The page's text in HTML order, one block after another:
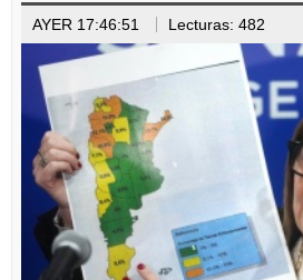
AYER 17:46:51 Lecturas: 482